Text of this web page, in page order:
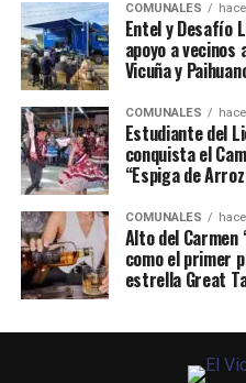
COMUNALES
Entel y Desafío
apoyo a
Vicuña y
COMUNALES
Estudiante del
conquista el
“Espiga de
COMUNALES
Alto del
como el primer
estrella Great